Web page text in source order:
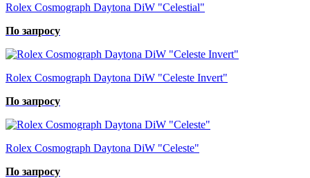
Rolex Cosmograph Daytona DiW "Celestial"
По запросу
Rolex Cosmograph Daytona DiW "Celeste Invert"
По запросу
Rolex Cosmograph Daytona DiW "Celeste"
По запросу